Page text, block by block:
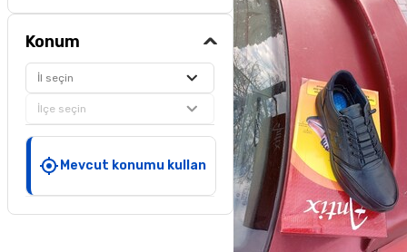
Konum
İl seçin
İlçe seçin
Mevcut konumu kullan